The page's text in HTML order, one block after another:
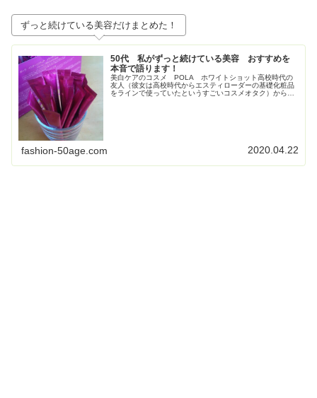
ずっと続けている美容だけまとめた！
50代 私がずっと続けている美容 おすすめを
本音で語ります！
美白ケアのコスメ POLA ホワイトショット高校時代の
友人（彼女は高校時代からエスティローダーの基礎化粧品
をラインで使っていたというすごいコスメオタク）からす
fashion-50age.com 2020.04.22